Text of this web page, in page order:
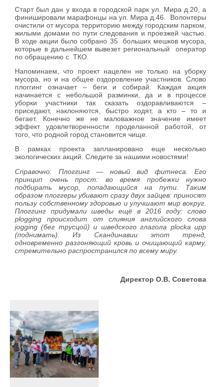
Старт был дан у входа в городской парк ул. Мира д.20, а
финишировали марафонцы на ул. Мира д.46. Волонтеры
очистили от мусора территорию между городским парком,
жилыми домами по пути следования и проезжей частью.
В ходе акции было собрано 35 больших мешков мусора,
которые в дальнейшем вывезет региональный оператор
по обращению с ТКО.
Напоминаем, что проект нацелен не только на уборку
мусора, но и на общее оздоровление участников. Слово
плоггинг означает – беги и собирай. Каждая акция
начинается с небольшой разминки, да и в процессе
уборки участники так сказать оздоравливаются –
приседают, наклоняются, быстро ходят, а кто – то и
бегает. Конечно же не маловажное значение имеет
эффект удовлетворенности проделанной работой, от
того, что родной город становится чище.
В рамках проекта запланировано еще несколько
экологических акций. Следите за нашими новостями!
Справочно: Плоггинг — новый вид фитнеса. Его
принцип очень прост: во время пробежки нужно
подбирать мусор, попадающийся на пути. Таким
образом плоггеры убивают сразу двух зайцев: приносят
пользу собственному здоровью и улучшают мир вокруг.
Плоггинг придумали шведы ещё в 2016 году: слово
plogging происходит от слияния английского слова
jogging (бег трусцой) и шведского глагола plocka upp
(поднимать). Из Скандинавии этот тренд,
одновременно разгоняющий кровь и очищающий карму,
стремительно распространился по всему миру.
Директор О.В. Советова